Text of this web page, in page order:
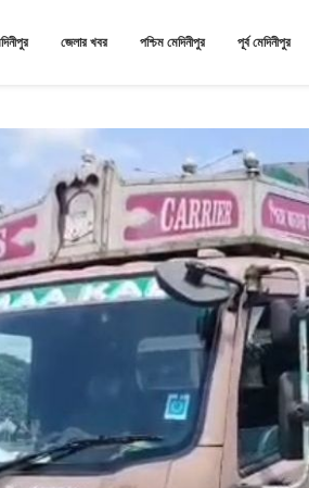
জেলার খবর পশ্চিম মেদিনীপুর পূর্ব মেদিনীপুর